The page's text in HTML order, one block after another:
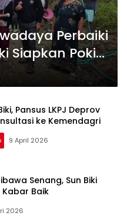
Perbaiki
Siapkan Pokir
Pansus LKPJ Deprov
ke Kemendagri
9 April 2026
Senang, Sun Biki
Baik
2026